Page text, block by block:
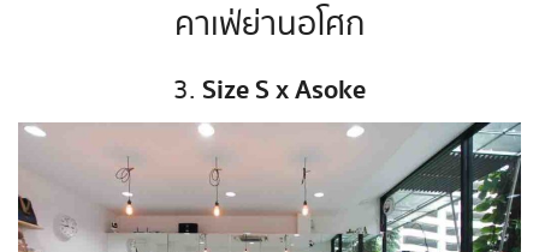
คาเฟ่ย่านอโศก
3. Size S x Asoke